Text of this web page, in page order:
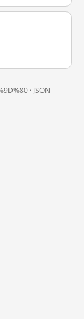
· JSON